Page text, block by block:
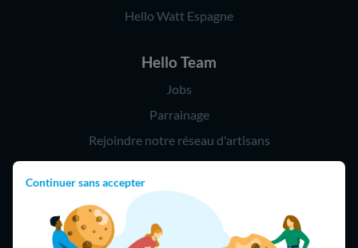
Continuer sans accepter
Hello Watt Espagne
Hello Team
Jobs
Parrainage
Rejoindre notre réseau d'artisans
Hello !
09 75 18 60 60
(8h-21h)
75018 Paris